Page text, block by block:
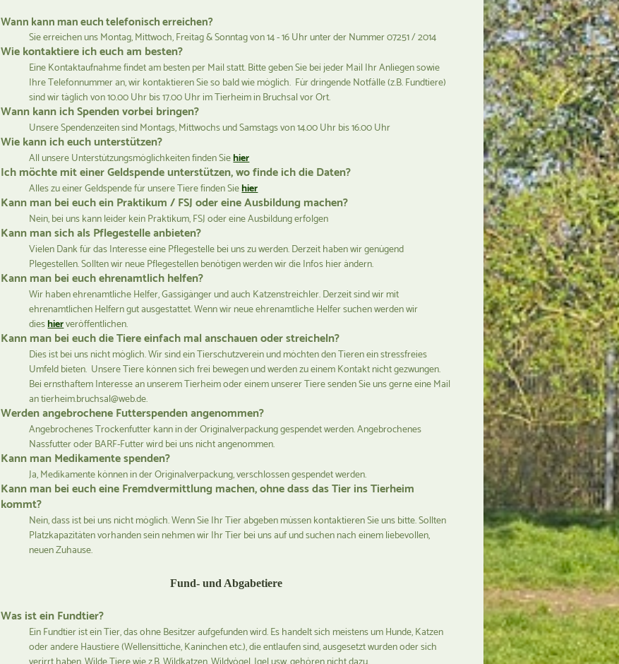
Wann kann man euch telefonisch erreichen?
Sie erreichen uns Montag, Mittwoch, Freitag & Sonntag von 14 - 16 Uhr unter der Nummer 07251 / 2014
Wie kontaktiere ich euch am besten?
Eine Kontaktaufnahme findet am besten per Mail statt. Bitte geben Sie bei jeder Mail Ihr Anliegen sowie
Ihre Telefonnummer an, wir kontaktieren Sie so bald wie möglich. Für dringende Notfälle (z.B. Fundtiere)
sind wir täglich von 10.00 Uhr bis 17.00 Uhr im Tierheim in Bruchsal vor Ort.
Wann kann ich Spenden vorbei bringen?
Unsere Spendenzeiten sind Montags, Mittwochs und Samstags von 14.00 Uhr bis 16.00 Uhr
Wie kann ich euch unterstützen?
All unsere Unterstützungsmöglichkeiten finden Siehier
Ich möchte mit einer Geldspende unterstützen, wo finde ich die Daten?
Alles zu einer Geldspende für unsere Tiere finden Siehier
Kann man bei euch ein Praktikum / FSJ oder eine Ausbildung machen?
Nein, bei uns kann leider kein Praktikum, FSJ oder eine Ausbildung erfolgen
Kann man sich als Pflegestelle anbieten?
Vielen Dank für das Interesse eine Pflegestelle bei uns zu werden. Derzeit haben wir genügend
Plegestellen. Sollten wir neue Pflegestellen benötigen werden wir die Infos hier ändern.
Kann man bei euch ehrenamtlich helfen?
Wir haben ehrenamtliche Helfer, Gassigänger und auch Katzenstreichler. Derzeit sind wir mit
ehrenamtlichen Helfern gut ausgestattet. Wenn wir neue ehrenamtliche Helfer suchen werden wir
dieshierveröffentlichen.
Kann man bei euch die Tiere einfach mal anschauen oder streicheln?
Dies ist bei uns nicht möglich. Wir sind ein Tierschutzverein und möchten den Tieren ein stressfreies
Umfeld bieten. Unsere Tiere können sich frei bewegen und werden zu einem Kontakt nicht gezwungen.
Bei ernsthaftem Interesse an unserem Tierheim oder einem unserer Tiere senden Sie uns gerne eine Mail
an tierheim.bruchsal@web.de.
Werden angebrochene Futterspenden angenommen?
Angebrochenes Trockenfutter kann in der Originalverpackung gespendet werden. Angebrochenes
Nassfutter oder BARF-Futter wird bei uns nicht angenommen.
Kann man Medikamente spenden?
Ja, Medikamente können in der Originalverpackung, verschlossen gespendet werden.
Kann man bei euch eine Fremdvermittlung machen, ohne dass das Tier ins Tierheim
kommt?
Nein, dass ist bei uns nicht möglich. Wenn Sie Ihr Tier abgeben müssen kontaktieren Sie uns bitte. Sollten
Platzkapazitäten vorhanden sein nehmen wir Ihr Tier bei uns auf und suchen nach einem liebevollen,
neuen Zuhause.
Fund- und Abgabetiere
Was ist ein Fundtier?
Ein Fundtier ist ein Tier, das ohne Besitzer aufgefunden wird. Es handelt sich meistens um Hunde, Katzen
oder andere Haustiere (Wellensittiche, Kaninchen etc.), die entlaufen sind, ausgesetzt wurden oder sich